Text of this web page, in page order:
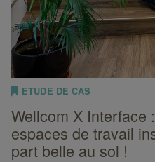
ETUDE DE CAS
Wellcom X Interface
espaces de travail
part belle au sol !